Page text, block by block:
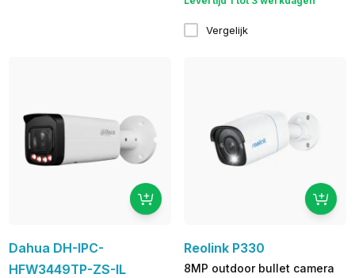
Vergelijk
Dahua DH-IPC-
HFW3449TP-ZS-IL
Reolink P330
8MP outdoor bullet camera